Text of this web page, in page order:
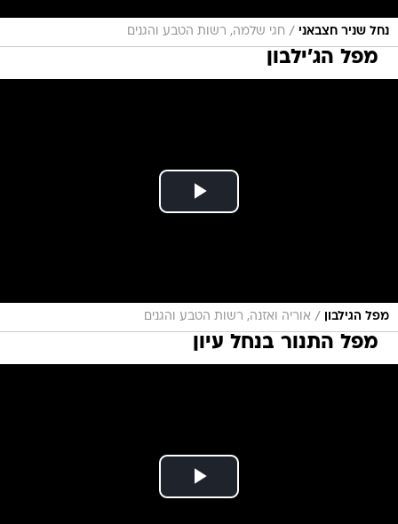
נחל שניר חצבאני / חגי שלמה, רשות הטבע והגנים
מפל הג'ילבון
מפל הגילבון / אוריה ואזנה, רשות הטבע והגנים
מפל התנור בנחל עיון